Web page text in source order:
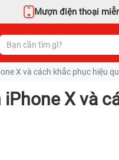
Mượn điện thoại
X và cách khắc phục hiệu
X và